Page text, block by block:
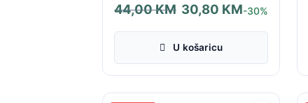
44,00KM
Izvorna
cijena
30,80 KM
Trenutna
cijena
-30%
U košaricu